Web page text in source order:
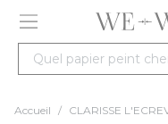
Allez au contenu
Quel papier peint
Accueil / CLARISSE